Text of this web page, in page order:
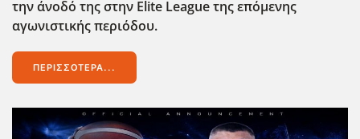
την άνοδό της στην Elite League της επόμενης
αγωνιστικής περιόδου.
ΠΕΡΙΣΣΌΤΕΡΑ...